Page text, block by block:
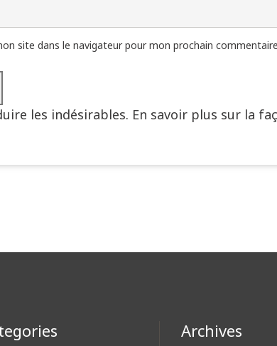
site dans le navigateur pour mon prochain
les indésirables. En savoir plus sur la
Archives